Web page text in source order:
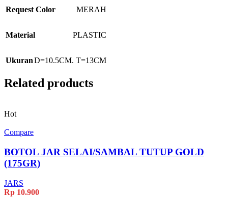
Request Color MERAH
Material PLASTIC
UkuranD=10.5CM. T=13CM
Related products
Hot
Compare
BOTOL JAR SELAI/SAMBAL TUTUP GOLD
(175GR)
JARS
Rp 10.900